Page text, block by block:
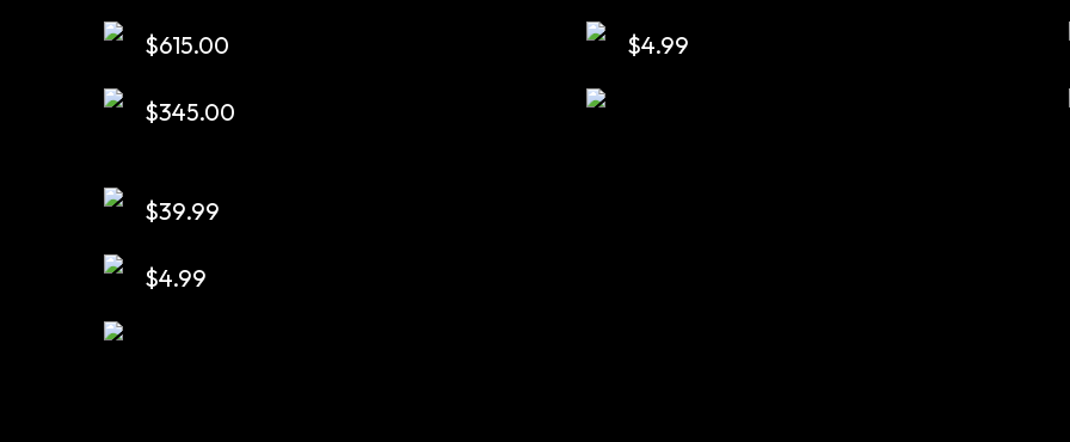
de
desde
hasta
$29.99
$615.00
$345.00
$4.99
$39.99
$4.99